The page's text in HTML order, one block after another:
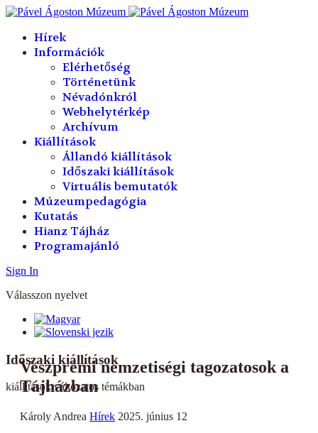
Hírek
Információk
Elérhetőség
Történetünk
Névadónkról
Webhelytérkép
Archívum
Kiállítások
Állandó kiállítások
Időszaki kiállítások
Virtuális bemutatók
Múzeumpedagógia
Kutatás
Hianz Tájház
Programajánló
Sign In
Válasszon nyelvet
Időszaki kiállítások
kiállítások változatos témákban
Veszprémi nemzetiségi tagozatosok a
Tájházban
Károly Andrea Hírek 2025. június 12
év
hónap
év
hónap